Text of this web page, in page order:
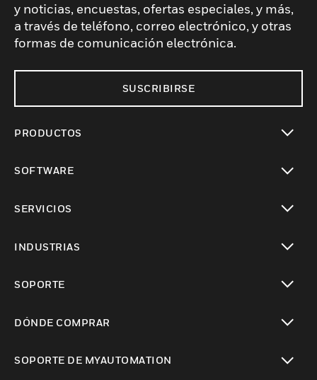
y noticias, encuestas, ofertas especiales, y más,
a través de teléfono, correo electrónico, y otras
formas de comunicación electrónica.
SUSCRIBIRSE
PRODUCTOS
SOFTWARE
SERVICIOS
INDUSTRIAS
SOPORTE
DÓNDE COMPRAR
SOPORTE DE MYAUTOMATION